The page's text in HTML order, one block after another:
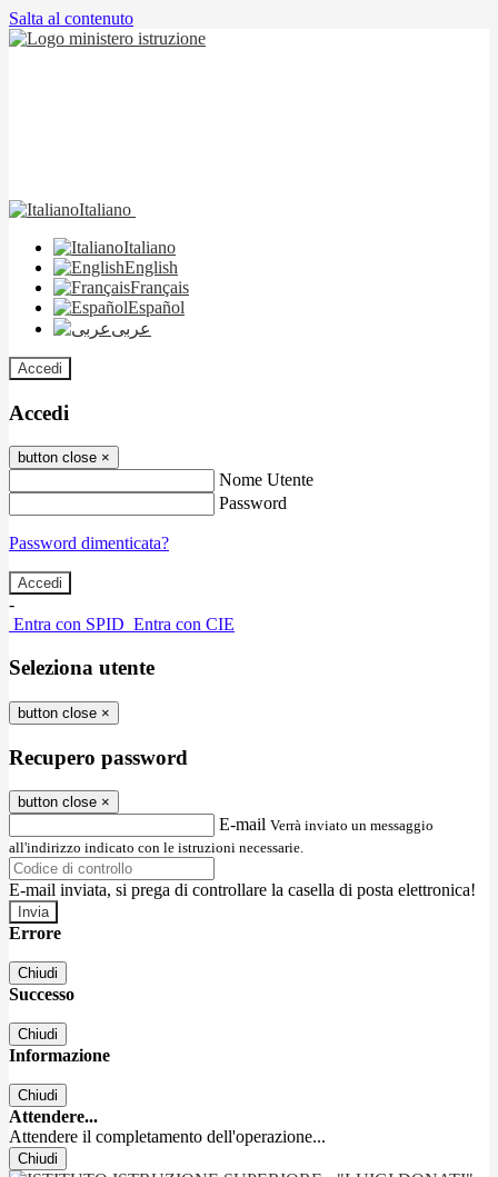
Salta al contenuto
Italiano
Italiano
English
Français
Español
عربى
Accedi
Accedi
button close ×
Nome Utente
Password
Password dimenticata?
-
Entra con SPID Entra con CIE
Seleziona utente
button close ×
Recupero password
button close ×
E-mail Verrà inviato un messaggio
all'indirizzo indicato con le istruzioni necessarie.
E-mail inviata, si prega di controllare la casella di posta elettronica!
Errore
Chiudi
Successo
Chiudi
Informazione
Chiudi
Attendere...
Attendere il completamento dell'operazione...
Chiudi